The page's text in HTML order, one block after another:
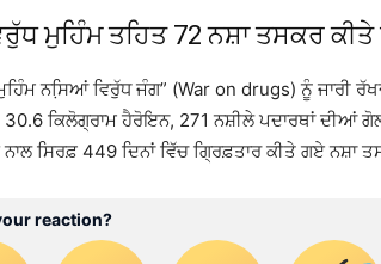
ਮੁਹਿੰਮ ਤਹਿਤ 72 ਨਸ਼ਾ ਤਸਕਰ ਕੀਤੇ
ਨਸਿ਼ਆਂ ਵਿਰੁੱਧ ਜੰਗ” (War on drugs) ਨੂੰ ਜਾਰੀ
30.6 ਕਿਲੋਗ੍ਰਾਮ ਹੈਰੋਇਨ, 271 ਨਸ਼ੀਲੇ ਪਦਾਰਥਾਂ
ਸਿਰਫ਼ 449 ਦਿਨਾਂ ਵਿੱਚ ਗ੍ਰਿਫ਼ਤਾਰ ਕੀਤੇ ਗਏ ਨਸ਼ਾ